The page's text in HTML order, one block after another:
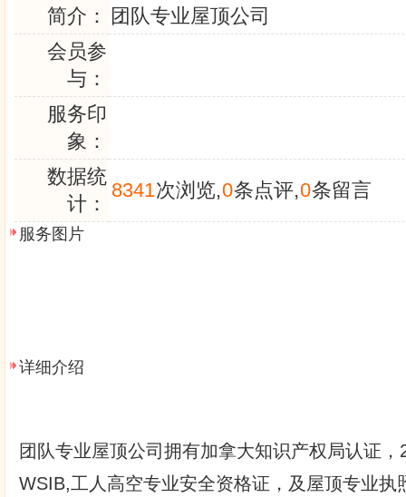
简介：
团队专业屋顶公司
会员参
与：
服务印
象：
数据统
计：
8341次浏览,0条点评,0条留言
服务图片
详细介绍
团队专业屋顶公司拥有加拿大知识产权局认证
WSIB,工人高空专业安全资格证，及屋顶专业执